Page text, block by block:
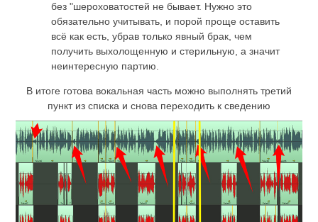
без "шероховатостей не бывает. Нужно это
обязательно учитывать, и порой проще оставить
всё как есть, убрав только явный брак, чем
получить выхолощенную и стерильную, а значит
неинтересную партию.
В итоге готова вокальная часть можно выполнять третий
пункт из списка и снова переходить к сведению